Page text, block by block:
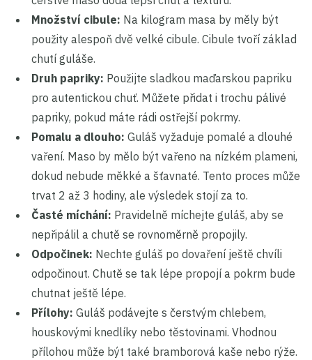
Množství cibule: Na kilogram masa by měly být
použity alespoň dvě velké cibule. Cibule tvoří základ
chutí guláše.
Druh papriky: Použijte sladkou maďarskou papriku
pro autentickou chuť. Můžete přidat i trochu pálivé
papriky, pokud máte rádi ostřejší pokrmy.
Pomalu a dlouho: Guláš vyžaduje pomalé a dlouhé
vaření. Maso by mělo být vařeno na nízkém plameni,
dokud nebude měkké a šťavnaté. Tento proces může
trvat 2 až 3 hodiny, ale výsledek stojí za to.
Časté míchání: Pravidelně míchejte guláš, aby se
nepřipálil a chutě se rovnoměrně propojily.
Odpočinek: Nechte guláš po dovaření ještě chvíli
odpočinout. Chutě se tak lépe propojí a pokrm bude
chutnat ještě lépe.
Přílohy: Guláš podávejte s čerstvým chlebem,
houskovými knedlíky nebo těstovinami. Vhodnou
přílohou může být také bramborová kaše nebo rýže.